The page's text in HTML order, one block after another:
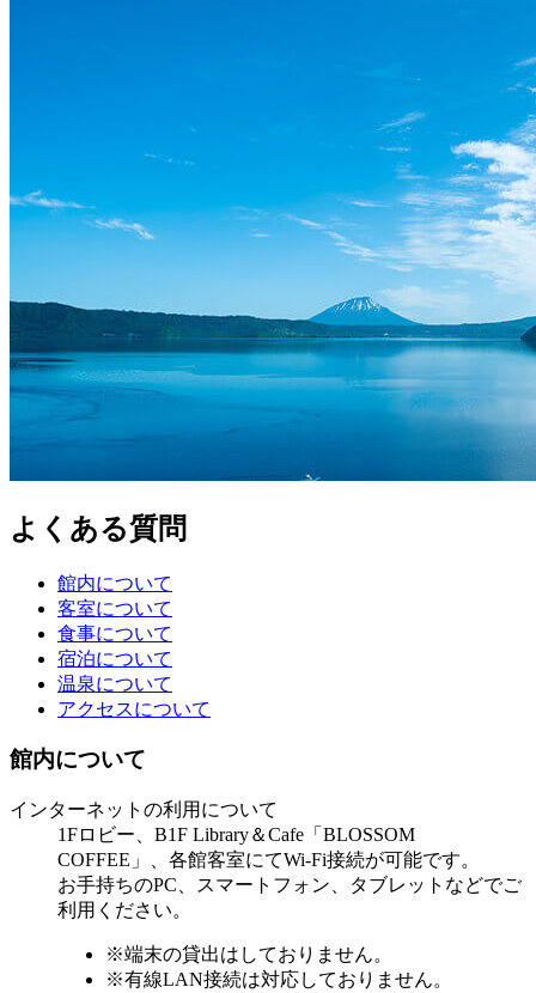
よくある質問
館内について
客室について
食事について
宿泊について
温泉について
アクセスについて
館内について
インターネットの利用について
1Fロビー、B1F Library＆Cafe「BLOSSOM
COFFEE」、各館客室にてWi-Fi接続が可能です。
お手持ちのPC、スマートフォン、タブレットなどでご
利用ください。
※端末の貸出はしておりません。
※有線LAN接続は対応しておりません。